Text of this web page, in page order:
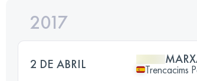
2017
2 DE ABRIL Trencacims